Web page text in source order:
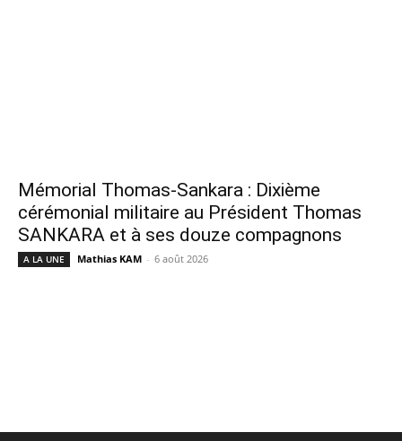
Mémorial Thomas-Sankara : Dixième
cérémonial militaire au Président Thomas
SANKARA et à ses douze compagnons
A LA UNE Mathias KAM - 6 août 2026